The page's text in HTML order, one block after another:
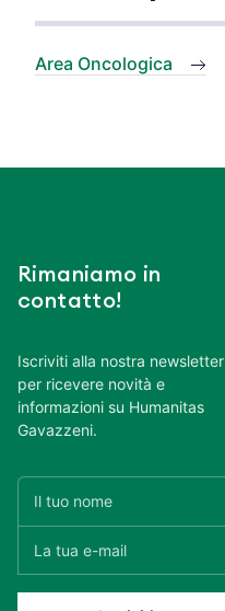
Area Oncologica
Rimaniamo in
contatto!
Iscriviti alla nostra newsletter
per ricevere novità e
informazioni su Humanitas
Gavazzeni.